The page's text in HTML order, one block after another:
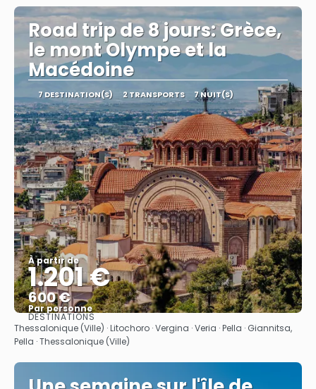
Road trip de 8 jours: Grèce,
le mont Olympe et la
Macédoine
7 DESTINATION(S) 2 TRANSPORTS 7 NUIT(S)
À partir de
1.201 €
600 €
Par personne
Afficher
DESTINATIONS
Thessalonique (Ville) · Litochoro · Vergina · Veria · Pella · Giannitsa,
Pella · Thessalonique (Ville)